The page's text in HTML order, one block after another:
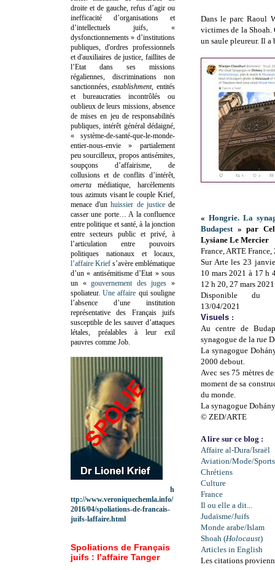
Dans le parc Raoul
victimes de la
un saule pleureur. Il
«Hongrie. La
Budapest» par
Lysiane Le Mercier
France, ARTE
Sur Arte les 23
10 mars 2021 à 17 h
12 h 20, 27 mars
Disponible du
13/04/2021
Visuels :
Au centre de
synagogue de la rue
La synagogue
2000 debout.
Avec ses 75 mètres
moment de sa
du monde.
La synagogue
© ZED/ARTE
A lire sur ce blog :
Affaire al-Dura/Israël
Aviation/Mode/Sports
Chrétiens
Culture
France
Il ou elle a dit...
Judaïsme/Juifs
Monde arabe/Islam
Shoah (Holocaust)
Articles in English
Les citations
droite et de gauche, refus d’agir ou
inefficacité d’organisations et
d’intellectuels juifs, «
dysfonctionnements » d’institutions
publiques, d'ordres professionnels
et d'auxiliaires de justice, faillites de
l’Etat dans ses missions
régaliennes, discriminations non
sanctionnées,establishment, entités
et bureaucraties incontrôlés ou
oublieux de leurs missions, absence
de mises en jeu de responsabilités
publiques, intérêt général dédaigné,
« système-de-santé-que-le-monde-
entier-nous-envie » partialement
peu sourcilleux, propos antisémites,
soupçons d’affairisme, de
collusions et de conflits d’intérêt,
omertamédiatique, harcèlements
tous azimuts visant le couple Krief,
menace d'unhuissier de justicede
casser une porte… A la confluence
entre politique et santé, à la jonction
entre secteurs public et privé, à
l’articulation entre pouvoirs
politiques nationaux et locaux,
l’affaire Krief s’avère emblématique
d’un « antisémitisme d’Etat » sous
un «gouvernement des juges »
spoliateur.Une affaire qui souligne
l’absence d’une institution
représentative des Français juifs
susceptible de les sauver d’attaques
létales, préalables à leur exil
pauvres comme Job.
h
ttp://www.veroniquechemla.info/
2016/04/spoliations-de-francais-
juifs-laffaire.html
Spoliations de Français
juifs : l’affaire Tanger